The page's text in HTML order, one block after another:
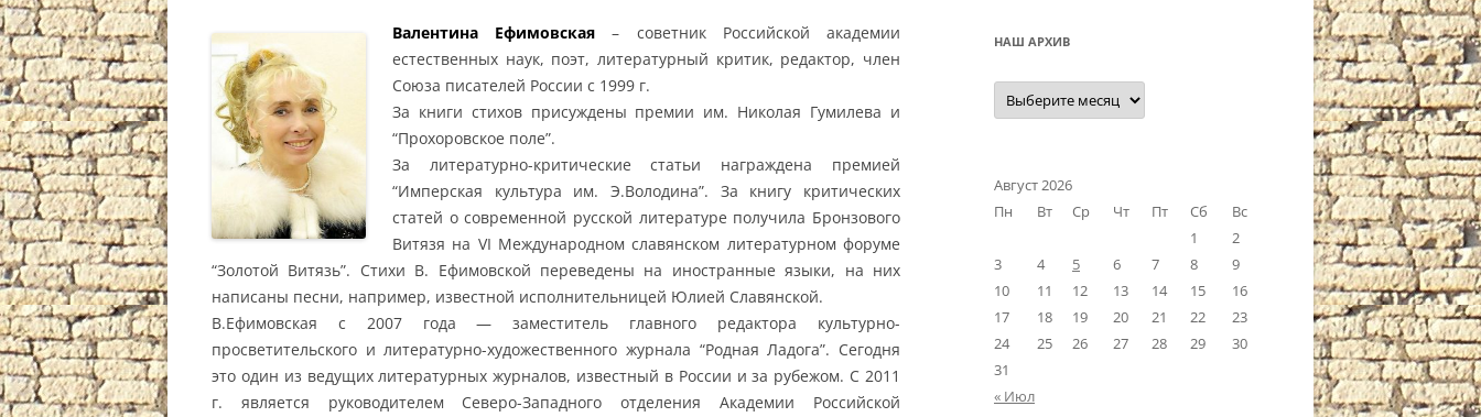
Валентина Ефимовская – советник Российской академии
естественных наук, поэт, литературный критик, редактор, член
Союза писателей России с 1999 г.
За книги стихов присуждены премии им. Николая Гумилева и
“Прохоровское поле”.
За литературно-критические статьи награждена премией
“Имперская культура им. Э.Володина”. За книгу критических
статей о современной русской литературе получила Бронзового
Витязя на VI Международном славянском литературном форуме
“Золотой Витязь”. Стихи В. Ефимовской переведены на иностранные языки, на них
написаны песни, например, известной исполнительницей Юлией Славянской.
В.Ефимовская с 2007 года — заместитель главного редактора культурно-
просветительского и литературно-художественного журнала “Родная Ладога”. Сегодня
это один из ведущих литературных журналов, известный в России и за рубежом. С 2011
г. является руководителем Северо-Западного отделения Академии Российской
НАШ АРХИВ
Наш
архив
Август 2026
Пн
Вт Ср Чт Пт Сб
Вс
1
2
3
4 5 6 7 8
9
10
11 12 13 14 15
16
17
18 19 20 21 22
23
24
25 26 27 28 29
30
31
« Июл